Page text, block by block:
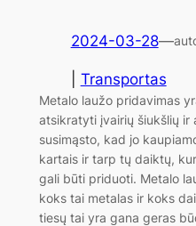
2024-03-28—
Transportas
Metalo laužo pridavimas
atsikratyti įvairių šiukšlių ir
susimąsto, kad jo
kartais ir tarp tų daiktų,
gali būti priduoti. Metalo
koks tai metalas ir koks
tiesų tai yra gana geras